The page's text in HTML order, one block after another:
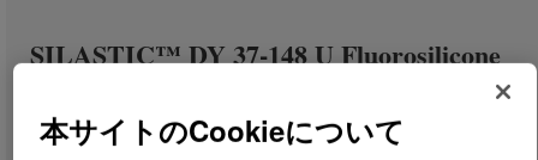
SILASTIC™ DY 37-148 U Fluorosilicone
本サイトのCookieについて